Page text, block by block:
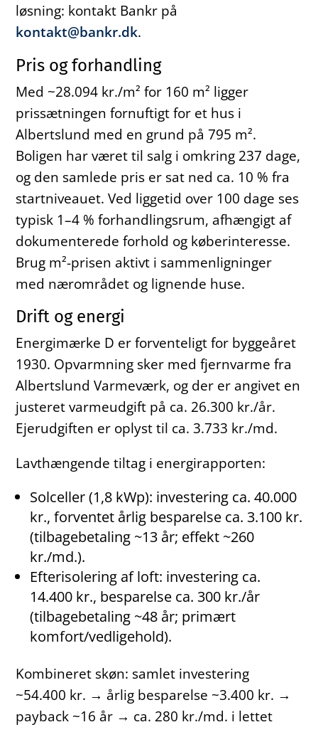
løsning: kontakt Bankr på
kontakt@bankr.dk.
Pris og forhandling
Med ~28.094 kr./m² for 160 m² ligger
prissætningen fornuftigt for et hus i
Albertslund med en grund på 795 m².
Boligen har været til salg i omkring 237 dage,
og den samlede pris er sat ned ca. 10 % fra
startniveauet. Ved liggetid over 100 dage ses
typisk 1–4 % forhandlingsrum, afhængigt af
dokumenterede forhold og køberinteresse.
Brug m²-prisen aktivt i sammenligninger
med nærområdet og lignende huse.
Drift og energi
Energimærke D er forventeligt for byggeåret
1930. Opvarmning sker med fjernvarme fra
Albertslund Varmeværk, og der er angivet en
justeret varmeudgift på ca. 26.300 kr./år.
Ejerudgiften er oplyst til ca. 3.733 kr./md.
Lavthængende tiltag i energirapporten:
Solceller (1,8 kWp): investering ca. 40.000
kr., forventet årlig besparelse ca. 3.100 kr.
(tilbagebetaling ~13 år; effekt ~260
kr./md.).
Efterisolering af loft: investering ca.
14.400 kr., besparelse ca. 300 kr./år
(tilbagebetaling ~48 år; primært
komfort/vedligehold).
Kombineret skøn: samlet investering
~54.400 kr. → årlig besparelse ~3.400 kr. →
payback ~16 år → ca. 280 kr./md. i lettet